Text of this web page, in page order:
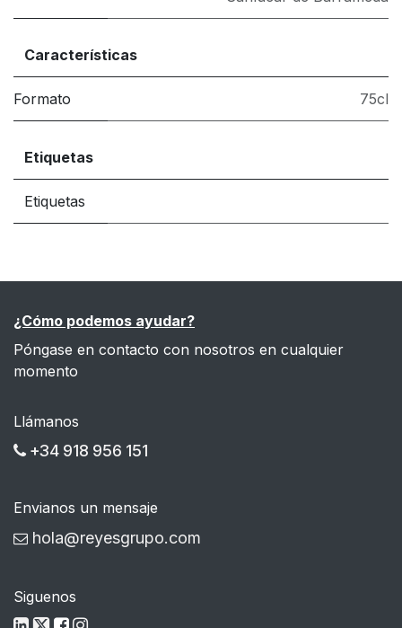
Características
Formato 75cl
Etiquetas
Etiquetas
¿Cómo podemos ayudar?
Póngase en contacto con nosotros en cualquier
momento
Llámanos
+34 918 956 151
Envianos un mensaje
hola@reyesgrupo.com
Siguenos